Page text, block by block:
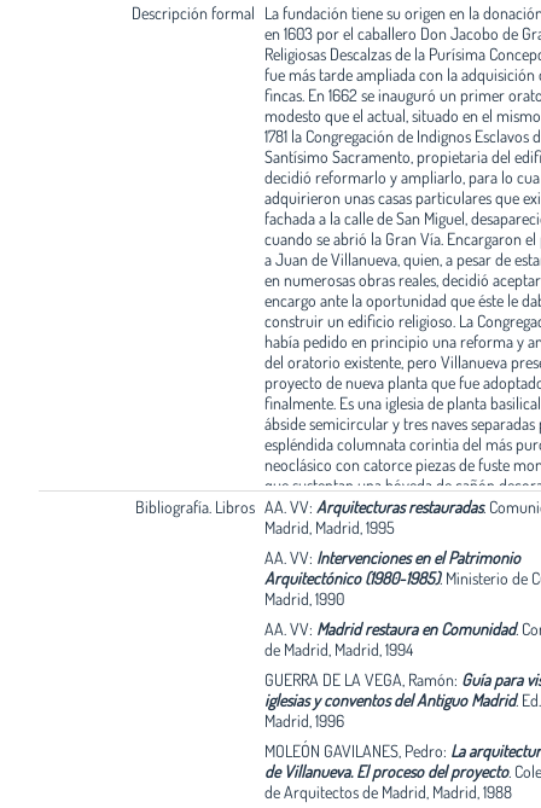
Descripción formal La fundación tiene su origen en la
en 1603 por el caballero Don Jacobo de
Religiosas Descalzas de la Purísima
fue más tarde ampliada con la adquisición
fincas. En 1662 se inauguró un primer
modesto que el actual, situado en el
1781 la Congregación de Indignos Esclavos
Santísimo Sacramento, propietaria del
decidió reformarlo y ampliarlo, para lo
adquirieron unas casas particulares que
fachada a la calle de San Miguel,
cuando se abrió la Gran Vía. Encargaron
a Juan de Villanueva, quien, a pesar de
en numerosas obras reales, decidió
encargo ante la oportunidad que éste le
construir un edificio religioso. La
había pedido en principio una reforma y
del oratorio existente, pero Villanueva
proyecto de nueva planta que fue
finalmente. Es una iglesia de planta
ábside semicircular y tres naves separadas
espléndida columnata corintia del más
neoclásico con catorce piezas de fuste
que sustentan una bóveda de cañón
florones. Las naves son de distinta
dimensiones del solar sólo permitían una
central. Villanueva demuestra su gran
manejando las limitaciones del espacio,
consigue crear grandiosidad y
utilizando los elementos arquitectónicos
La ruptura de la bóveda y del ritmo de la
mediante la presencia de una cúpula
efecto de un crucero que en realidad no
iluminar potentemente el presbiterio
cuatro grandes óculos situados en el
presbiterio retoma brevemente la bóveda
la exedra mediante una hornacina en
esfera. Las obras fueron dirigidas desde el
por el ayudante de Villanueva, Antonio de
Bibliografía. Libros AA. VV: Arquitecturas restauradas.
Madrid, Madrid, 1995
AA. VV: Intervenciones en el Patrimonio
Arquitectónico (1980-1985). Ministerio de
Madrid, 1990
AA. VV: Madrid restaura en Comunidad.
de Madrid, Madrid, 1994
GUERRA DE LA VEGA, Ramón: Guía para
iglesias y conventos del Antiguo Madrid.
Madrid, 1996
MOLEÓN GAVILANES, Pedro: La
de Villanueva. El proceso del proyecto.
de Arquitectos de Madrid, Madrid, 1988